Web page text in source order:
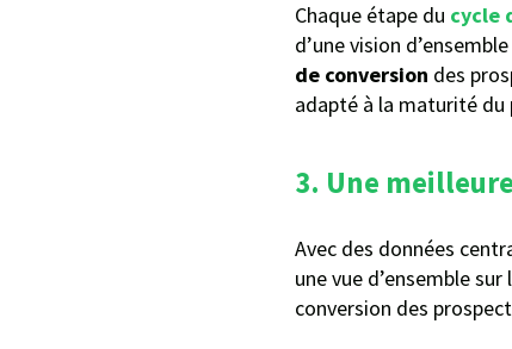
Chaque étape du cycle
d’une vision
de conversion des
adapté à la maturité du
3. Une
Avec des données
une vue d’ensemble
conversion des